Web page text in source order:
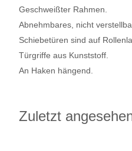
Geschweißter Rahmen.
Abnehmbares, nicht
Schiebetüren sind auf
Türgriffe aus Kunststoff.
An Haken hängend.
Zuletzt